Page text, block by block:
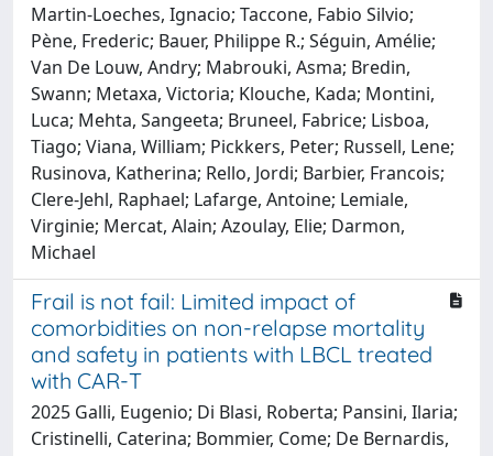
Martin-Loeches, Ignacio; Taccone, Fabio Silvio;
Pène, Frederic; Bauer, Philippe R.; Séguin, Amélie;
Van De Louw, Andry; Mabrouki, Asma; Bredin,
Swann; Metaxa, Victoria; Klouche, Kada; Montini,
Luca; Mehta, Sangeeta; Bruneel, Fabrice; Lisboa,
Tiago; Viana, William; Pickkers, Peter; Russell, Lene;
Rusinova, Katherina; Rello, Jordi; Barbier, Francois;
Clere-Jehl, Raphael; Lafarge, Antoine; Lemiale,
Virginie; Mercat, Alain; Azoulay, Elie; Darmon,
Michael
Frail is not fail: Limited impact of
comorbidities on non-relapse mortality
and safety in patients with LBCL treated
with CAR-T
2025 Galli, Eugenio; Di Blasi, Roberta; Pansini, Ilaria;
Cristinelli, Caterina; Bommier, Come; De Bernardis,